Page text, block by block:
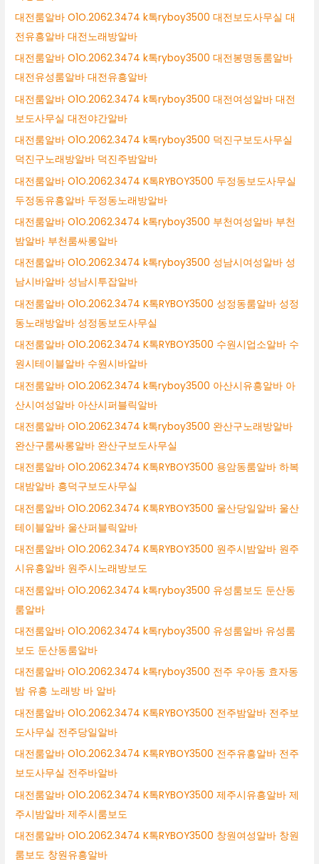
대전룸알바 O1O.2062.3474 k톡ryboy3500 대전보도사무실 대
전유흥알바 대전노래방알바
대전룸알바 O1O.2062.3474 k톡ryboy3500 대전봉명동룸알바
대전유성룸알바 대전유흥알바
대전룸알바 O1O.2062.3474 k톡ryboy3500 대전여성알바 대전
보도사무실 대전야간알바
대전룸알바 O1O.2062.3474 k톡ryboy3500 덕진구보도사무실
덕진구노래방알바 덕진주밤알바
대전룸알바 O1O.2062.3474 K톡RYBOY3500 두정동보도사무실
두정동유흥알바 두정동노래방알바
대전룸알바 O1O.2062.3474 k톡ryboy3500 부천여성알바 부천
밤알바 부천룸싸롱알바
대전룸알바 O1O.2062.3474 k톡ryboy3500 성남시여성알바 성
남시바알바 성남시투잡알바
대전룸알바 O1O.2062.3474 K톡RYBOY3500 성정동룸알바 성정
동노래방알바 성정동보도사무실
대전룸알바 O1O.2062.3474 K톡RYBOY3500 수원시업소알바 수
원시테이블알바 수원시바알바
대전룸알바 O1O.2062.3474 k톡ryboy3500 아산시유흥알바 아
산시여성알바 아산시퍼블릭알바
대전룸알바 O1O.2062.3474 k톡ryboy3500 완산구노래방알바
완산구룸싸롱알바 완산구보도사무실
대전룸알바 O1O.2062.3474 K톡RYBOY3500 용암동룸알바 하복
대밤알바 흥덕구보도사무실
대전룸알바 O1O.2062.3474 K톡RYBOY3500 울산당일알바 울산
테이블알바 울산퍼블릭알바
대전룸알바 O1O.2062.3474 K톡RYBOY3500 원주시밤알바 원주
시유흥알바 원주시노래방보도
대전룸알바 O1O.2062.3474 k톡ryboy3500 유성룸보도 둔산동
룸알바
대전룸알바 O1O.2062.3474 k톡ryboy3500 유성룸알바 유성룸
보도 둔산동룸알바
대전룸알바 O1O.2062.3474 k톡ryboy3500 전주 우아동 효자동
밤 유흥 노래방 바 알바
대전룸알바 O1O.2062.3474 K톡RYBOY3500 전주밤알바 전주보
도사무실 전주당일알바
대전룸알바 O1O.2062.3474 K톡RYBOY3500 전주유흥알바 전주
보도사무실 전주바알바
대전룸알바 O1O.2062.3474 K톡RYBOY3500 제주시유흥알바 제
주시밤알바 제주시룸보도
대전룸알바 O1O.2062.3474 K톡RYBOY3500 창원여성알바 창원
룸보도 창원유흥알바